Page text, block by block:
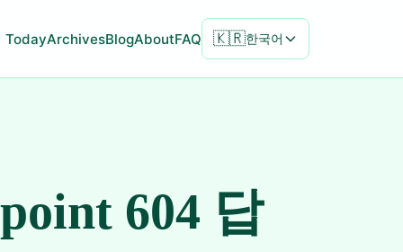
TodayArchivesBlogAboutFAQ 🇰🇷한국어
604 답